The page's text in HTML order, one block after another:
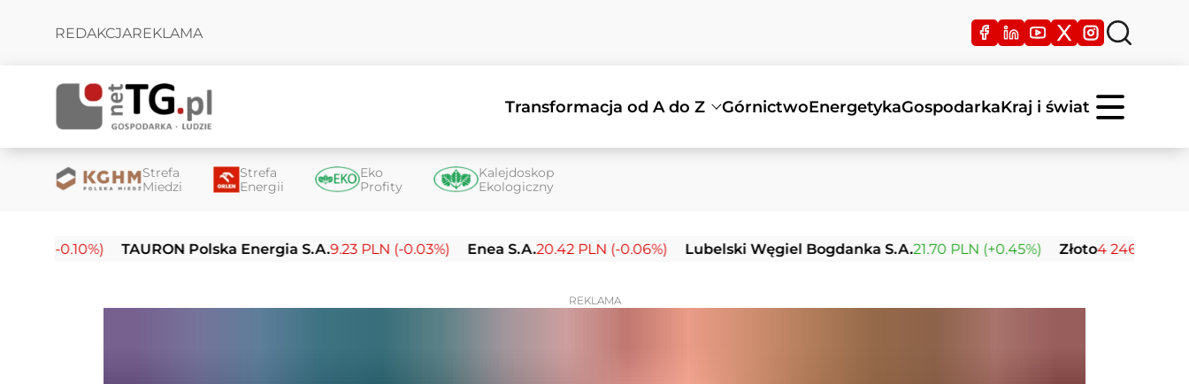
REDAKCJAREKLAMA
Transformacja od A do Z GórnictwoEnergetykaGospodarkaKraj i świat
Strefa
Miedzi
Strefa
Energii
Eko
Profity
Kalejdoskop
Ekologiczny
TAURON Polska Energia S.A.9.23 PLN (-0.03%) Enea S.A.20.42 PLN (-0.06%) Lubelski Węgiel Bogdanka S.A.21.70 PLN (+0.45%) Złoto 4 246.57 USD (-
REKLAMA